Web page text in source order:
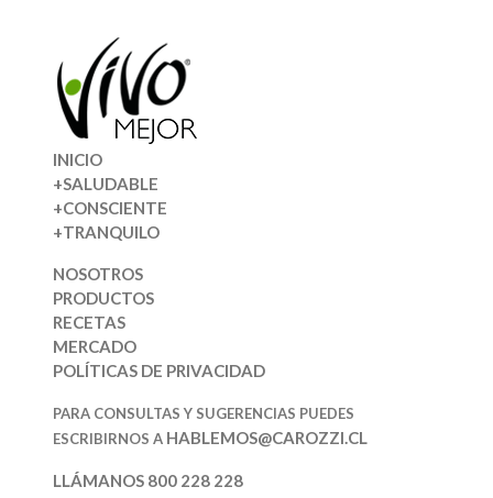
INICIO
+SALUDABLE
+CONSCIENTE
+TRANQUILO
NOSOTROS
PRODUCTOS
RECETAS
MERCADO
POLÍTICAS DE PRIVACIDAD
PARA CONSULTAS Y SUGERENCIAS PUEDES
ESCRIBIRNOS A HABLEMOS@CAROZZI.CL
LLÁMANOS 800 228 228